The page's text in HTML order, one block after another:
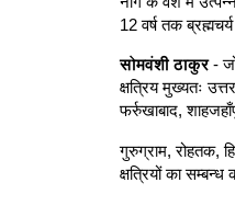
12 वर्ष तक
सोमवंशी ठाकुर-
क्षत्रिय मुख्यतः
फर्रुखाबाद,
गुरुग्राम, रोहतक,
क्षत्रियों का सम्बन्ध